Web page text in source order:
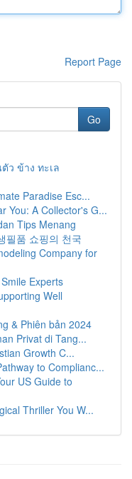
Report Page
Go
ว ข้าง ทะเล
Paradise Esc...
You: A Collector's G...
Tips Menang
필품 쇼핑의 천국
Company for
Experts
Well
& Phiên bản 2024
Privat di Tang...
Growth C...
to Complianc...
US Guide to
Thriller You W...